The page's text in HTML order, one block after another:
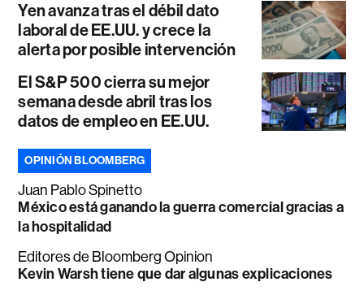
Yen avanza tras el débil dato
laboral de EE.UU. y crece la
alerta por posible intervención
El S&P 500 cierra su mejor
semana desde abril tras los
datos de empleo en EE.UU.
OPINIÓN BLOOMBERG
Juan Pablo Spinetto
México está ganando la guerra comercial gracias a
la hospitalidad
Editores de Bloomberg Opinion
Kevin Warsh tiene que dar algunas explicaciones